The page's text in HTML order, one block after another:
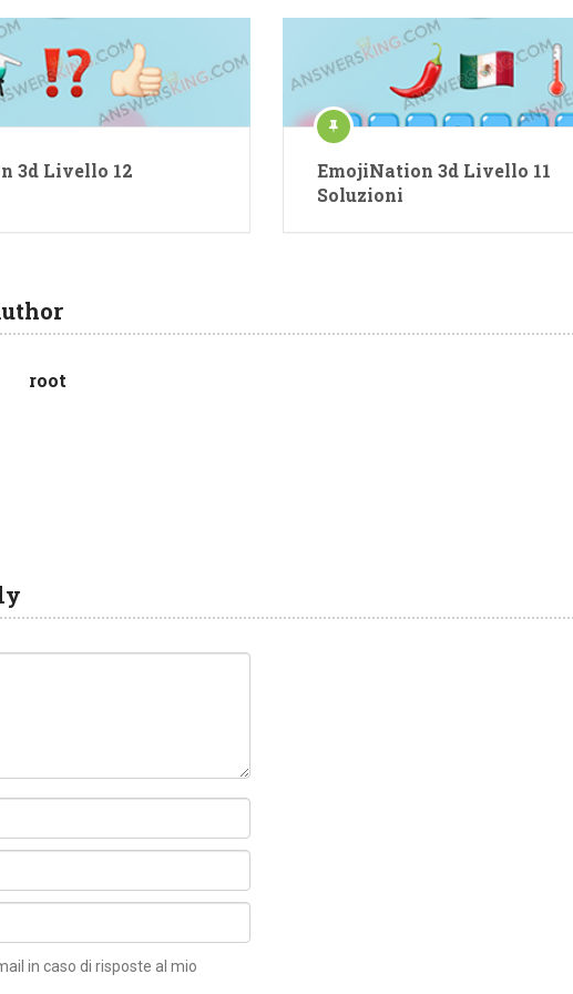
3d Livello 12
EmojiNation 3d Livello 11
Soluzioni
root
in caso di risposte al mio